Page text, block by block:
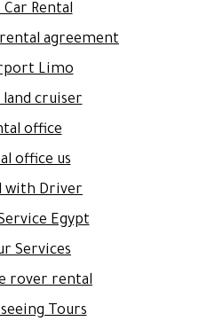
Car Rental
agreement
Limo
cruiser
office
office us
with Driver
Egypt
Services
rover rental
Tours